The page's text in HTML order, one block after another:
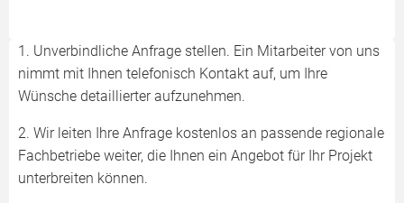
1. Unverbindliche Anfrage stellen. Ein Mitarbeiter von uns
nimmt mit Ihnen telefonisch Kontakt auf, um Ihre
Wünsche detaillierter aufzunehmen.
2. Wir leiten Ihre Anfrage kostenlos an passende regionale
Fachbetriebe weiter, die Ihnen ein Angebot für Ihr Projekt
unterbreiten können.